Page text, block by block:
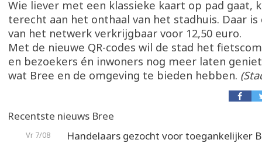
Wie liever met een klassieke kaart op pad gaat,
terecht aan het onthaal van het stadhuis. Daar
van het netwerk verkrijgbaar voor 12,50 euro.
Met de nieuwe QR-codes wil de stad het
en bezoekers én inwoners nog meer laten
wat Bree en de omgeving te bieden hebben.
Recentste nieuws Bree
Vr 7/08 Handelaars gezocht voor toegankelijker